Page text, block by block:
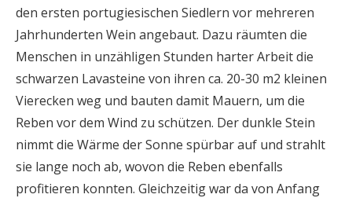
den ersten portugiesischen Siedlern vor mehreren
Jahrhunderten Wein angebaut. Dazu räumten die
Menschen in unzähligen Stunden harter Arbeit die
schwarzen Lavasteine von ihren ca. 20-30 m2 kleinen
Vierecken weg und bauten damit Mauern, um die
Reben vor dem Wind zu schützen. Der dunkle Stein
nimmt die Wärme der Sonne spürbar auf und strahlt
sie lange noch ab, wovon die Reben ebenfalls
profitieren konnten. Gleichzeitig war da von Anfang